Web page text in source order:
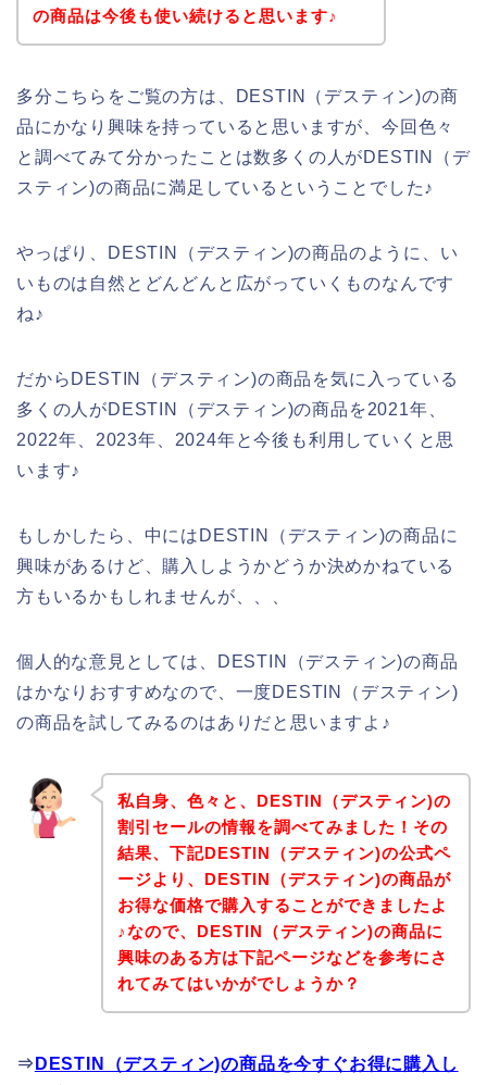
の商品は今後も使い続けると思います♪
多分こちらをご覧の方は、DESTIN（デスティン)の商
品にかなり興味を持っていると思いますが、今回色々
と調べてみて分かったことは数多くの人がDESTIN（デ
スティン)の商品に満足しているということでした♪
やっぱり、DESTIN（デスティン)の商品のように、い
いものは自然とどんどんと広がっていくものなんです
ね♪
だからDESTIN（デスティン)の商品を気に入っている
多くの人がDESTIN（デスティン)の商品を2021年、
2022年、2023年、2024年と今後も利用していくと思
います♪
もしかしたら、中にはDESTIN（デスティン)の商品に
興味があるけど、購入しようかどうか決めかねている
方もいるかもしれませんが、、、
個人的な意見としては、DESTIN（デスティン)の商品
はかなりおすすめなので、一度DESTIN（デスティン)
の商品を試してみるのはありだと思いますよ♪
私自身、色々と、DESTIN（デスティン)の
割引セールの情報を調べてみました！その
結果、下記DESTIN（デスティン)の公式ペ
ージより、DESTIN（デスティン)の商品が
お得な価格で購入することができましたよ
♪なので、DESTIN（デスティン)の商品に
興味のある方は下記ページなどを参考にさ
れてみてはいかがでしょうか？
⇒ DESTIN（デスティン)の商品を今すぐお得に購入し